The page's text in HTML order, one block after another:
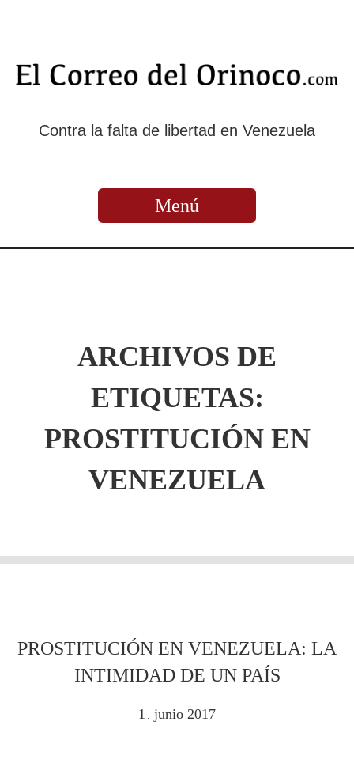
Contra la falta de libertad en Venezuela
Menú
ARCHIVOS DE
ETIQUETAS:
PROSTITUCIÓN EN
VENEZUELA
PROSTITUCIÓN EN VENEZUELA: LA
INTIMIDAD DE UN PAÍS
1 . junio 2017